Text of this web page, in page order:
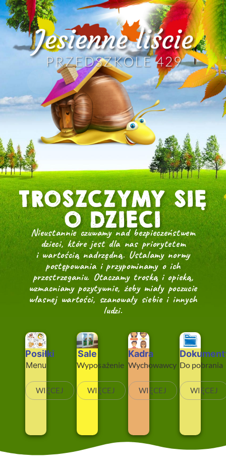
TROSZCZYMY SIĘ
O DZIECI
Nieustannie czuwamy nad bezpieczeństwem
dzieci, które jest dla nas priorytetem
i wartością nadrzędną. Ustalamy normy
postępowania i przypominamy o ich
przestrzeganiu. Otaczamy troską i opieką,
wzmacniamy pozytywnie, żeby miały poczucie
własnej wartości, szanowały siebie i innych
ludzi.
Posiłki
Menu
WIĘCEJ
Sale
Wyposażenie
WIĘCEJ
Kadra
Wychowawcy
WIĘCEJ
Do pobrania
WIĘCEJ